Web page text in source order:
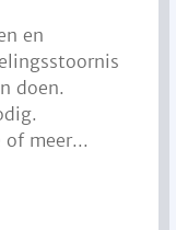
en
doen.
meer...